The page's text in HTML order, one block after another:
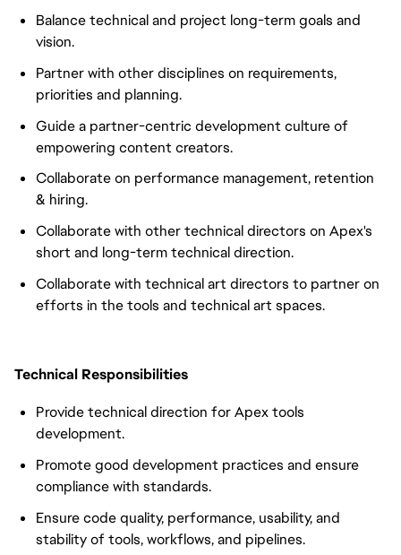
Balance technical and project long-term goals and
vision.
Partner with other disciplines on requirements,
priorities and planning.
Guide a partner-centric development culture of
empowering content creators.
Collaborate on performance management, retention
& hiring.
Collaborate with other technical directors on Apex's
short and long-term technical direction.
Collaborate with technical art directors to partner on
efforts in the tools and technical art spaces.
Technical Responsibilities
Provide technical direction for Apex tools
development.
Promote good development practices and ensure
compliance with standards.
Ensure code quality, performance, usability, and
stability of tools, workflows, and pipelines.